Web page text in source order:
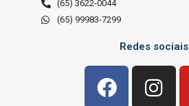
(65) 3622-0044
(65) 99983-7299
Redes sociais